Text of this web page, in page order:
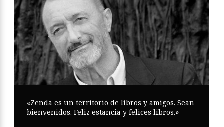
«Zenda es un territorio de libros y amigos. Sean
bienvenidos. Feliz estancia y felices libros.»